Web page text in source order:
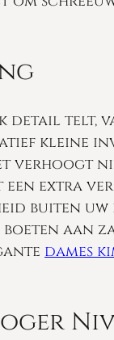
detail telt,
kleine
verhoogt
extra
buiten uw
aan
dames